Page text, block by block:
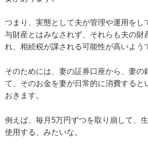
つまり、実態として夫が管理や運用をし
与財産とはみなされず、それらも夫の財
れ、相続税が課される可能性が高いよう
そのためには、妻の証券口座から、妻の
て、そのお金を妻が日常的に消費すると
おきます。
例えば、毎月5万円ずつを取り崩して、
使用する、みたいな。